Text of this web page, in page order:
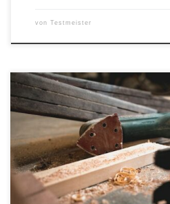
von Testmeister
Du willst einen Drucklufttacker
Druckluftwerkzeug. Dieses kann
unterschiedliche Materialien
Drucklufttacker als Druckluftnagler
Drucklufttacker wird die Druckluft
Die Klammern oder Nägel befinden